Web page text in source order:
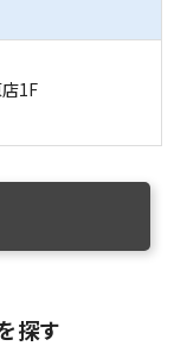
1F
探す